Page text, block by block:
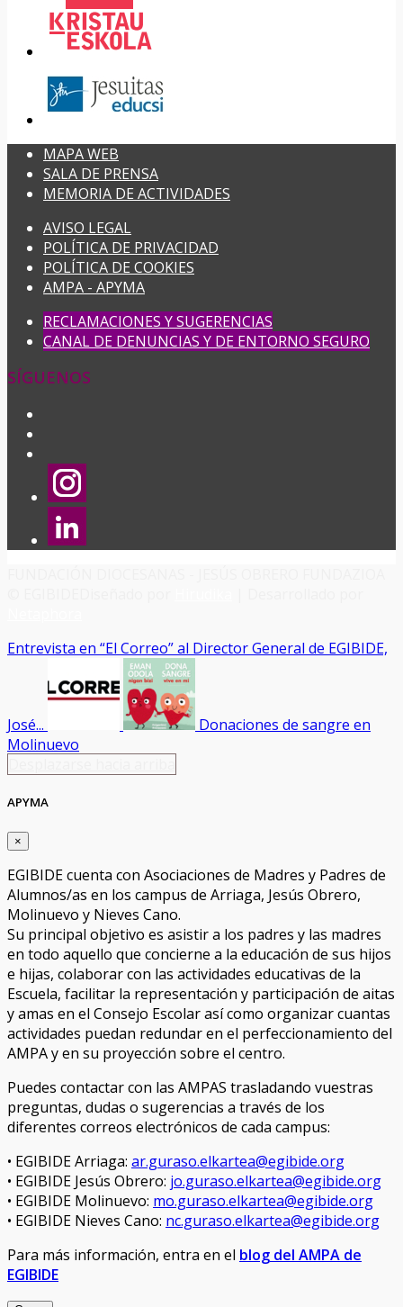
MAPA WEB
SALA DE PRENSA
MEMORIA DE ACTIVIDADES
AVISO LEGAL
POLÍTICA DE PRIVACIDAD
POLÍTICA DE COOKIES
AMPA - APYMA
RECLAMACIONES Y SUGERENCIAS
CANAL DE DENUNCIAS Y DE ENTORNO SEGURO
SÍGUENOS
Entrevista en “El Correo” al Director General de EGIBIDE,
José...
Donaciones de sangre en
Molinuevo
APYMA
×
EGIBIDE cuenta con Asociaciones de Madres y Padres de
Alumnos/as en los campus de Arriaga, Jesús Obrero,
Molinuevo y Nieves Cano.
Su principal objetivo es asistir a los padres y las madres
en todo aquello que concierne a la educación de sus hijos
e hijas, colaborar con las actividades educativas de la
Escuela, facilitar la representación y participación de aitas
y amas en el Consejo Escolar así como organizar cuantas
actividades puedan redundar en el perfeccionamiento del
AMPA y en su proyección sobre el centro.
Puedes contactar con las AMPAS trasladando vuestras
preguntas, dudas o sugerencias a través de los
diferentes correos electrónicos de cada campus:
• EGIBIDE Arriaga: ar.guraso.elkartea@egibide.org
• EGIBIDE Jesús Obrero: jo.guraso.elkartea@egibide.org
• EGIBIDE Molinuevo: mo.guraso.elkartea@egibide.org
• EGIBIDE Nieves Cano: nc.guraso.elkartea@egibide.org
Para más información, entra en el blog del AMPA de
EGIBIDE